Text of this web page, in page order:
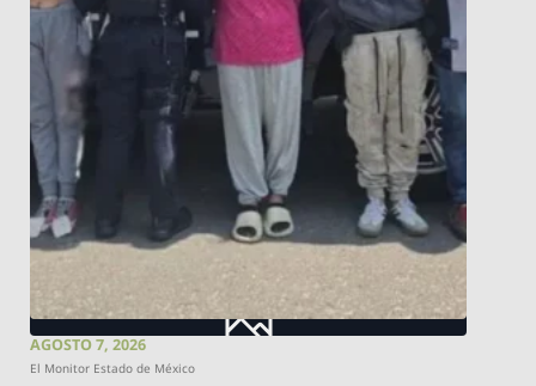
AGOSTO 7, 2026
El Monitor Estado de México